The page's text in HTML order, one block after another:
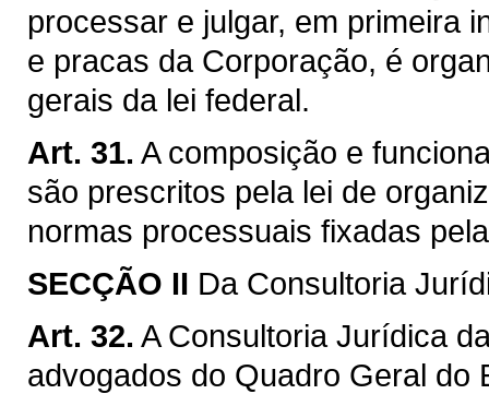
processar e julgar, em primeira
e pracas da Corporação, é
gerais da lei federal.
Art. 31. A composição e
são prescritos pela lei de
normas processuais fixadas
SECÇÃO II Da Consultoria
Art. 32. A Consultoria Jurídica
advogados do Quadro Geral do